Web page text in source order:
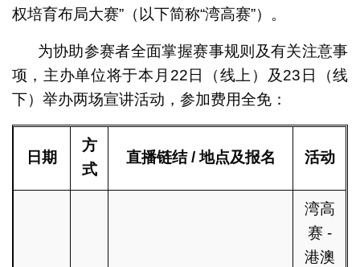
权培育布局大赛”（以下简称“湾高赛”）。
为协助参赛者全面掌握赛事规则及有关注意事
项，主办单位将于本月22日（线上）及23日（线
下）举办两场宣讲活动，参加费用全免：
日期
方
式
直播链结 / 地点及报名 活动
湾高
赛 -
港澳